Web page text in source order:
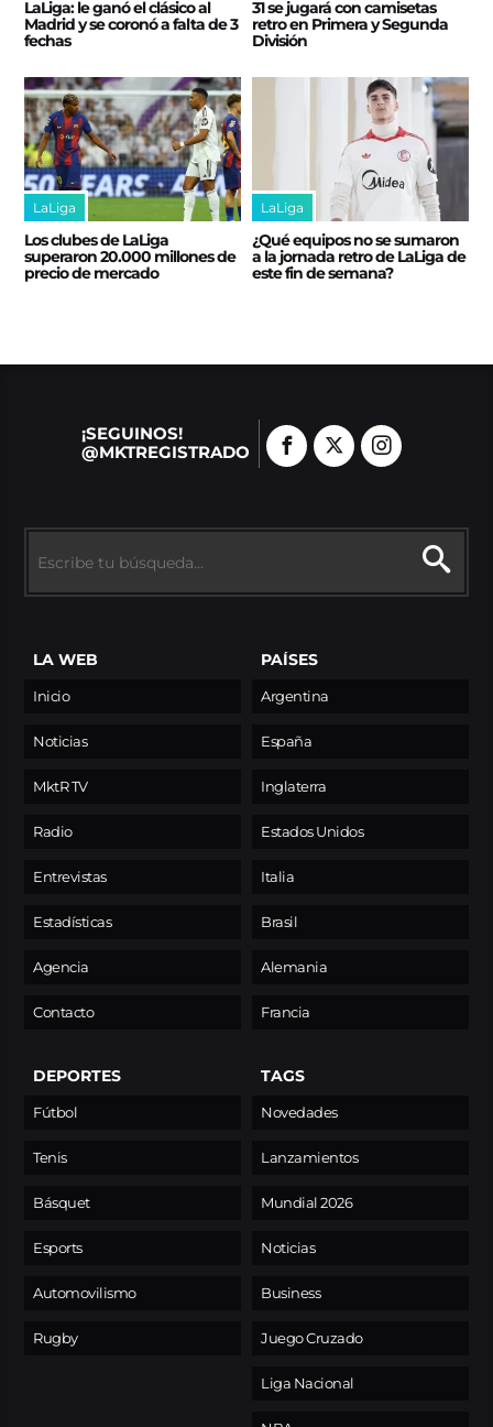
LaLiga: le ganó el clásico al
Madrid y se coronó a falta de 3
fechas
31 se jugará con camisetas
retro en Primera y Segunda
División
LaLiga
Los clubes de LaLiga
superaron 20.000 millones de
precio de mercado
LaLiga
¿Qué equipos no se sumaron
a la jornada retro de LaLiga de
este fin de semana?
¡SEGUINOS!
@MKTREGISTRADO
LA WEB
Inicio
Noticias
MktR TV
Radio
Entrevistas
Estadísticas
Agencia
Contacto
PAÍSES
Argentina
España
Inglaterra
Estados Unidos
Italia
Brasil
Alemania
Francia
DEPORTES
Fútbol
Tenis
Básquet
Esports
Automovilismo
Rugby
TAGS
Novedades
Lanzamientos
Mundial 2026
Noticias
Business
Juego Cruzado
Liga Nacional